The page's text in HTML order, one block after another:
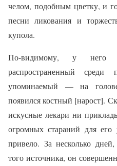
челом, подобным цветку, и
песни ликования и
купола.
По-видимому, у него
распространенный
упоминаемый — на
появился костный [нарост].
искусные лекари ни
огромных стараний для
привело. За несколько
того источника, он